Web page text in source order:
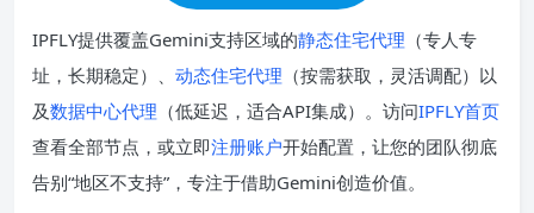
IPFLY提供覆盖Gemini支持区域的静态住宅代理 （专人专
址，长期稳定）、 动态住宅代理 （按需获取，灵活调配）以
及数据中心代理 （低延迟，适合API集成）。访问IPFLY首页
查看全部节点，或立即注册账户开始配置，让您的团队彻底
告别“地区不支持”，专注于借助Gemini创造价值。